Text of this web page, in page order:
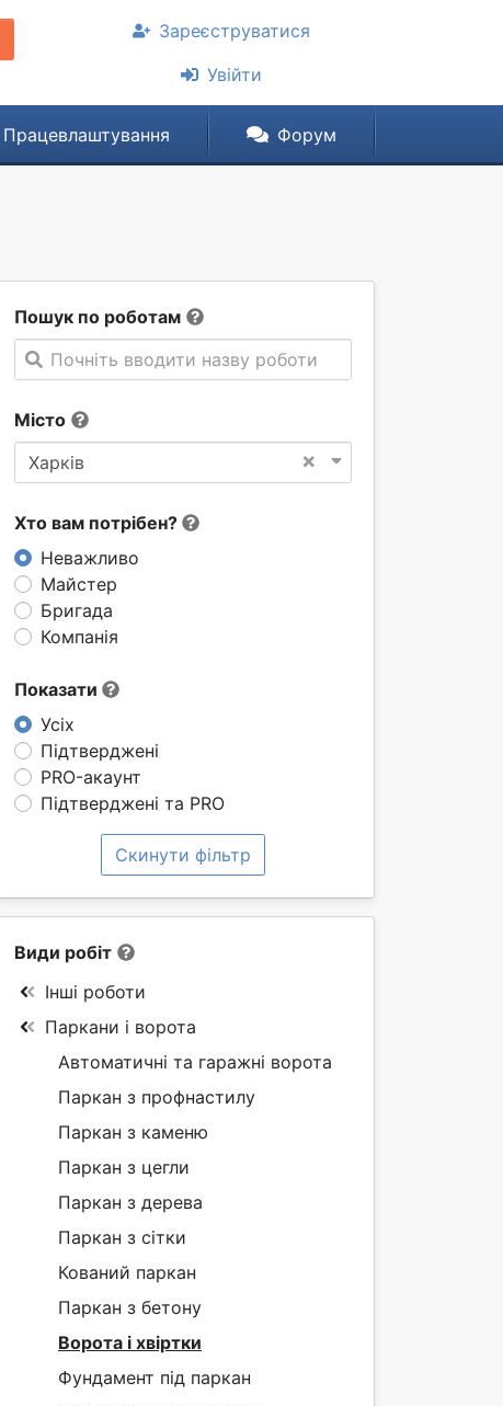
Зареєструватися
Увійти
Працевлаштування Форум
Пошук по роботам
Почніть вводити назву роботи
Місто
×
Харків
Хто вам потрібен?
Неважливо
Майстер
Бригада
Компанія
Показати
Усіх
Підтверджені
PRO-акаунт
Підтверджені та PRO
Скинути фільтр
Види робіт
Інші роботи
Паркани і ворота
Автоматичні та гаражні ворота
Паркан з профнастилу
Паркан з каменю
Паркан з цегли
Паркан з дерева
Паркан з сітки
Кований паркан
Паркан з бетону
Ворота і хвіртки
Фундамент під паркан